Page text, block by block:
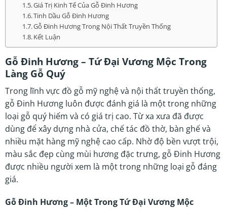
Giá Trị Kinh Tế Của Gỗ Đinh Hương
Tinh Dầu Gỗ Đinh Hương
Gỗ Đinh Hương Trong Nội Thất Truyền Thống
Kết Luận
Gỗ Đinh Hương – Tứ Đại Vương Mộc Trong
Làng Gỗ Quý
Trong lĩnh vực đồ gỗ mỹ nghệ và nội thất truyền thống,
gỗ Đinh Hương luôn được đánh giá là một trong những
loại gỗ quý hiếm và có giá trị cao. Từ xa xưa đã được
dùng để xây dựng nhà cửa, chế tác đồ thờ, bàn ghế và
nhiều mặt hàng mỹ nghệ cao cấp. Nhờ độ bền vượt trội,
màu sắc đẹp cùng mùi hương đặc trưng, gỗ Đinh Hương
được nhiều người xem là một trong những loại gỗ đáng
giá.
Gỗ Đinh Hương – Một Trong Tứ Đại Vương Mộc